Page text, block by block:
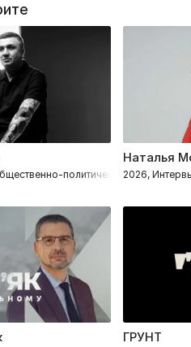
политическое
Наталья
2026,
ГРУНТ